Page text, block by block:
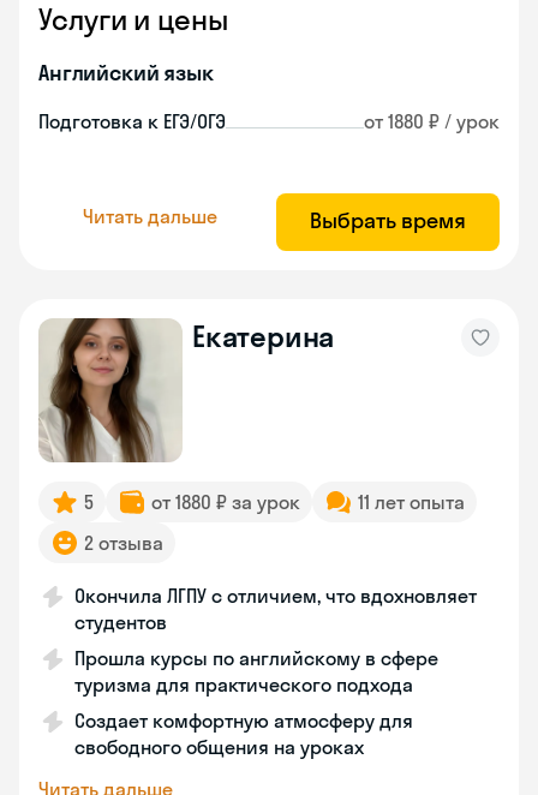
Услуги и цены
Английский язык
Подготовка к ЕГЭ/ОГЭ от 1880 ₽ / урок
Читать дальше Выбрать время
Екатерина
5 от 1880 ₽ за урок
11 лет опыта
2 отзыва
Окончила ЛГПУ с отличием, что вдохновляет
студентов
Прошла курсы по английскому в сфере
туризма для практического подхода
Создает комфортную атмосферу для
свободного общения на уроках
Читать дальше